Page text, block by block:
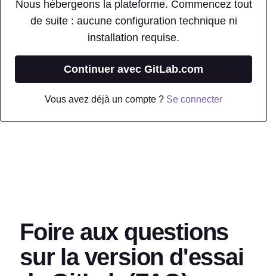
Nous hébergeons la plateforme. Commencez tout
de suite : aucune configuration technique ni
installation requise.
Continuer avec GitLab.com
Vous avez déjà un compte ? Se connecter
Foire aux questions
sur la version d'essai